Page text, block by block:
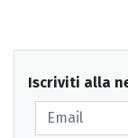
Iscriviti alla